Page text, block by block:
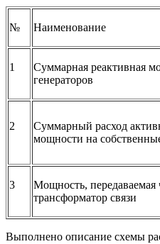
№ Наименование
1
Суммарная реактивная
генераторов
2
Суммарный расход
мощности на
3
Мощность, передаваемая
трансформатор связи
Выполнено описание схемы